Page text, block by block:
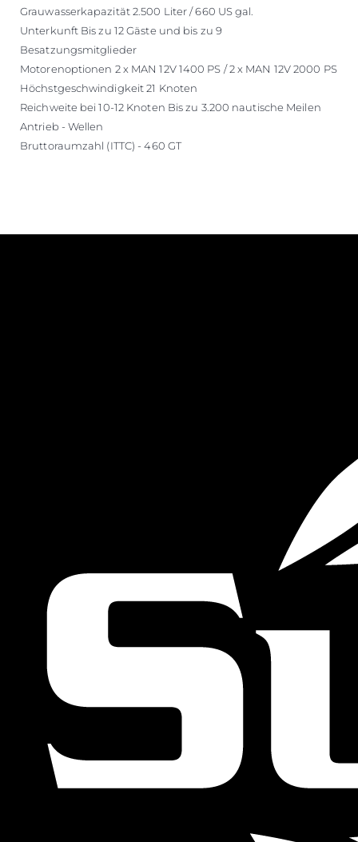
Grauwasserkapazität 2.500 Liter / 660 US gal.
Unterkunft Bis zu 12 Gäste und bis zu 9
Besatzungsmitglieder
Motorenoptionen 2 x MAN 12V 1400 PS / 2 x MAN 12V 2000 PS
Höchstgeschwindigkeit 21 Knoten
Reichweite bei 10-12 Knoten Bis zu 3.200 nautische Meilen
Antrieb - Wellen
Bruttoraumzahl (ITTC) - 460 GT